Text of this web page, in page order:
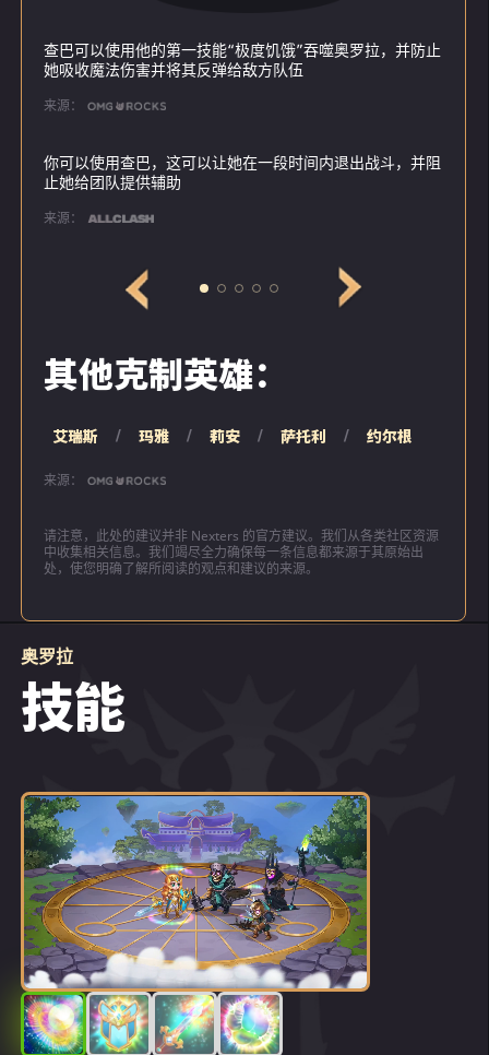
名，而且其坚不可摧之名也人尽皆知。黑暗精
灵曾多次尝试夺取其光明同胞的这座家园，但
有能力帮助自己的族人；随着时间推移，这个
决心。然而，她有钱有势的父母却难以理解她
的军事野心。堂堂一名出身富贵人家的美丽精
灵，理应去学习建筑与音乐，为何非要去战斗
家出走，踏上了寻找自己命运的道路。女孩随
即发现自己可以帮得上周围的聚居地，并很快
加入了哈伦的军队，成为了一名普通的步兵。
艰苦的训练、持久的战斗、新的伤疤、执勤时
的心变得难以承受的沉重时，她才会默默地向
自己的守护神——女神特玛莉，祈祷。
一天早上，她收到了来自里弗萨的一条让人不
安的消息: 倒向黑暗阵营的精灵叛徒为混沌使者
打开了大门。奥罗拉当即马不停蹄地回了家。
与混沌仆从的战斗让人筋疲力尽，但她却一次
又一次地取得了胜利。她的敌人也纷纷被这位
战士难以置信的战斗热情吓坏了。那么，如果
有更多像她这样的人呢？他们又能做些什么
呢？但人力有穷时，当奥罗拉的力量开始衰退
查巴可以使用他的第一技能“极度饥饿”吞噬奥罗拉，并防止
她吸收魔法伤害并将其反弹给敌方队伍
来源：
你可以使用查巴，这可以让她在一段时间内退出战斗，并阻
止她给团队提供辅助
来源：
其他克制英雄：
艾瑞斯 玛雅 莉安 萨托利 约尔根
来源：
请注意，此处的建议并非 Nexters 的官方建议。我们从各类社区资源
中收集相关信息。我们竭尽全力确保每一条信息都来源于其原始出
处，使您明确了解所阅读的观点和建议的来源。
奥罗拉
技能